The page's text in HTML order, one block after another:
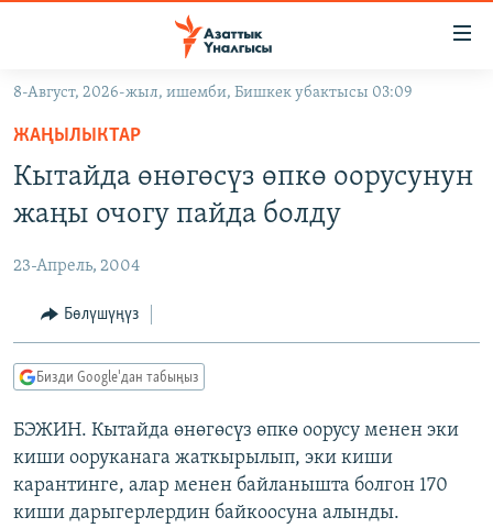
Навигацияга
өтүңүз
Издөөгө
салыңыз
ЭКОНОМИКА
МАДАНИЯТ
БОРБОР АЗИЯ
АТАЙЫН ИЛИКТӨӨ
ТВ ПРОГРАММАЛАР
ЭКСПЕРТТЕР ТАЛДАЙТ
БИЗ ЖАНА ДҮЙНӨ
ДАНИСТЕ
ЭЖЕ-СИҢДИЛЕР
ӨЗГӨЧӨ ПИКИР
Русский
ОНЛАЙН ШЕРИНЕ
8-Август, 2026-жыл, ишемби, Бишкек убактысы 03:09
ЖАҢЫЛЫКТАР
Кытайда өнөгөсүз өпкө оорусунун
жаңы очогу пайда болду
23-Апрель, 2004
Бөлүшүңүз
Бизди Google'дан табыңыз
БЭЖИН. Кытайда өнөгөсүз өпкө оорусу менен эки
киши ооруканага жаткырылып, эки киши
карантинге, алар менен байланышта болгон 170
киши дарыгерлердин байкоосуна алынды.